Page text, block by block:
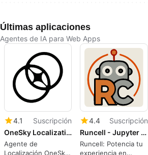
Últimas aplicaciones
Agentes de IA para Web Apps
4.1
Suscripción
OneSky Localization Agent
Agente de
Localización OneSky:
4.4
Suscripción
Runcell - Jupyter AI Agent
Runcell: Potencia tu
experiencia en